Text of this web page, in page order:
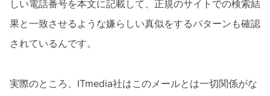
しい電話番号を本文に記載して、正規のサイトでの検索結
果と一致させるような嫌らしい真似をするパターンも確認
されているんです。
実際のところ、ITmedia社はこのメールとは一切関係がな